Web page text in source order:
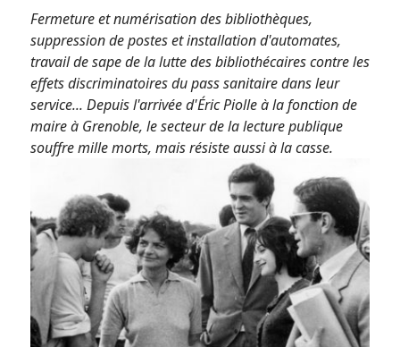
Fermeture et numérisation des bibliothèques,
suppression de postes et installation d'automates,
travail de sape de la lutte des bibliothécaires contre les
effets discriminatoires du pass sanitaire dans leur
service... Depuis l'arrivée d'Éric Piolle à la fonction de
maire à Grenoble, le secteur de la lecture publique
souffre mille morts, mais résiste aussi à la casse.